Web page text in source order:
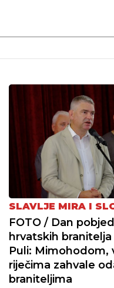
SLAVLJE MIRA I
FOTO / Dan
hrvatskih
Puli: Mimohodom,
riječima zahvale
braniteljima